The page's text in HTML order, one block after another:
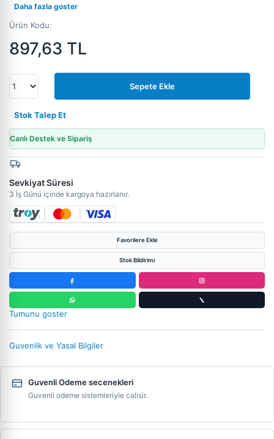
Daha fazla goster
Ürün Kodu:
897,63 TL
Sepete Ekle
Stok Talep Et
Canlı Destek ve Sipariş
Sevkiyat Süresi
3 İş Günü içinde kargoya hazırlanır.
Favorilere Ekle
Stok Bildirimi
Tumunu goster
Guvenlik ve Yasal Bilgiler
Guvenli Odeme secenekleri
Guvenli odeme sistemleriyle calisir.